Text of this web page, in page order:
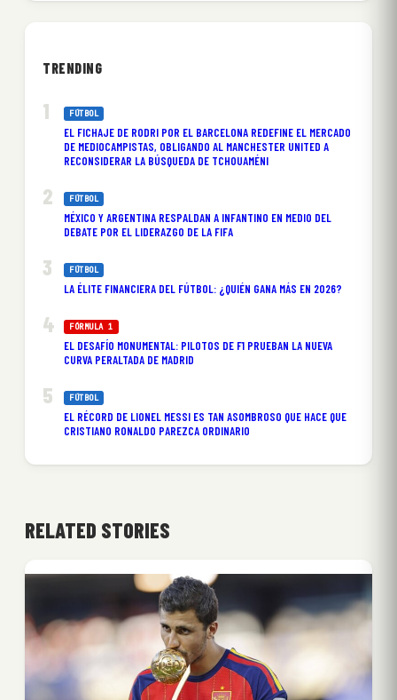
TRENDING
FÚTBOL
EL FICHAJE DE RODRI POR EL BARCELONA REDEFINE EL MERCADO
DE MEDIOCAMPISTAS, OBLIGANDO AL MANCHESTER UNITED A
RECONSIDERAR LA BÚSQUEDA DE TCHOUAMÉNI
FÚTBOL
MÉXICO Y ARGENTINA RESPALDAN A INFANTINO EN MEDIO DEL
DEBATE POR EL LIDERAZGO DE LA FIFA
FÚTBOL
LA ÉLITE FINANCIERA DEL FÚTBOL: ¿QUIÉN GANA MÁS EN 2026?
FÓRMULA 1
EL DESAFÍO MONUMENTAL: PILOTOS DE F1 PRUEBAN LA NUEVA
CURVA PERALTADA DE MADRID
FÚTBOL
EL RÉCORD DE LIONEL MESSI ES TAN ASOMBROSO QUE HACE QUE
CRISTIANO RONALDO PAREZCA ORDINARIO
RELATED STORIES